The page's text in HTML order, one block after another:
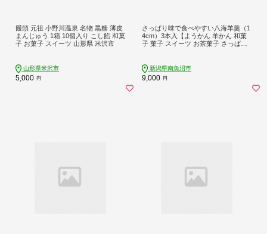
饅頭 元祖 小野川温泉 名物 黒糖 薄皮
まんじゅう 1箱 10個入り こし餡 和菓
子 お菓子 スイーツ 山形県 米沢市
山形県米沢市
5,000 円
さっぱり味で食べやすい八海羊羹（1
4cm）3本入【ようかん 羊かん 和菓
子 菓子 スイーツ お茶菓子 さっぱり
新潟県南魚沼市
9,000 円